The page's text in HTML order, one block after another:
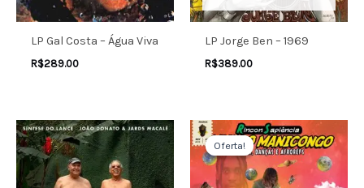
LP Gal Costa – Água Viva
R$289.00
LP Jorge Ben – 1969
R$389.00
Oferta!
Oferta!
O
preço
original
era:
R$250.00.
O
preço
atual
R$220.00.